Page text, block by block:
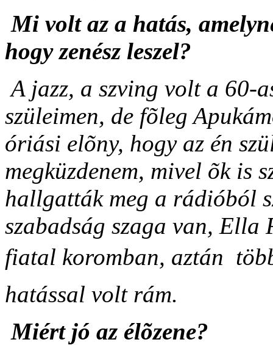
Mi volt az a hatás,
hogy zenész leszel?
A jazz, a szving volt a 60-
szüleimen, de fõleg
óriási elõny, hogy az én
megküzdenem, mivel õk is
hallgatták meg a rádióból
szabadság szaga van, Ella
fiatal koromban, aztán 
hatással volt rám.
Miért jó az élõzene?